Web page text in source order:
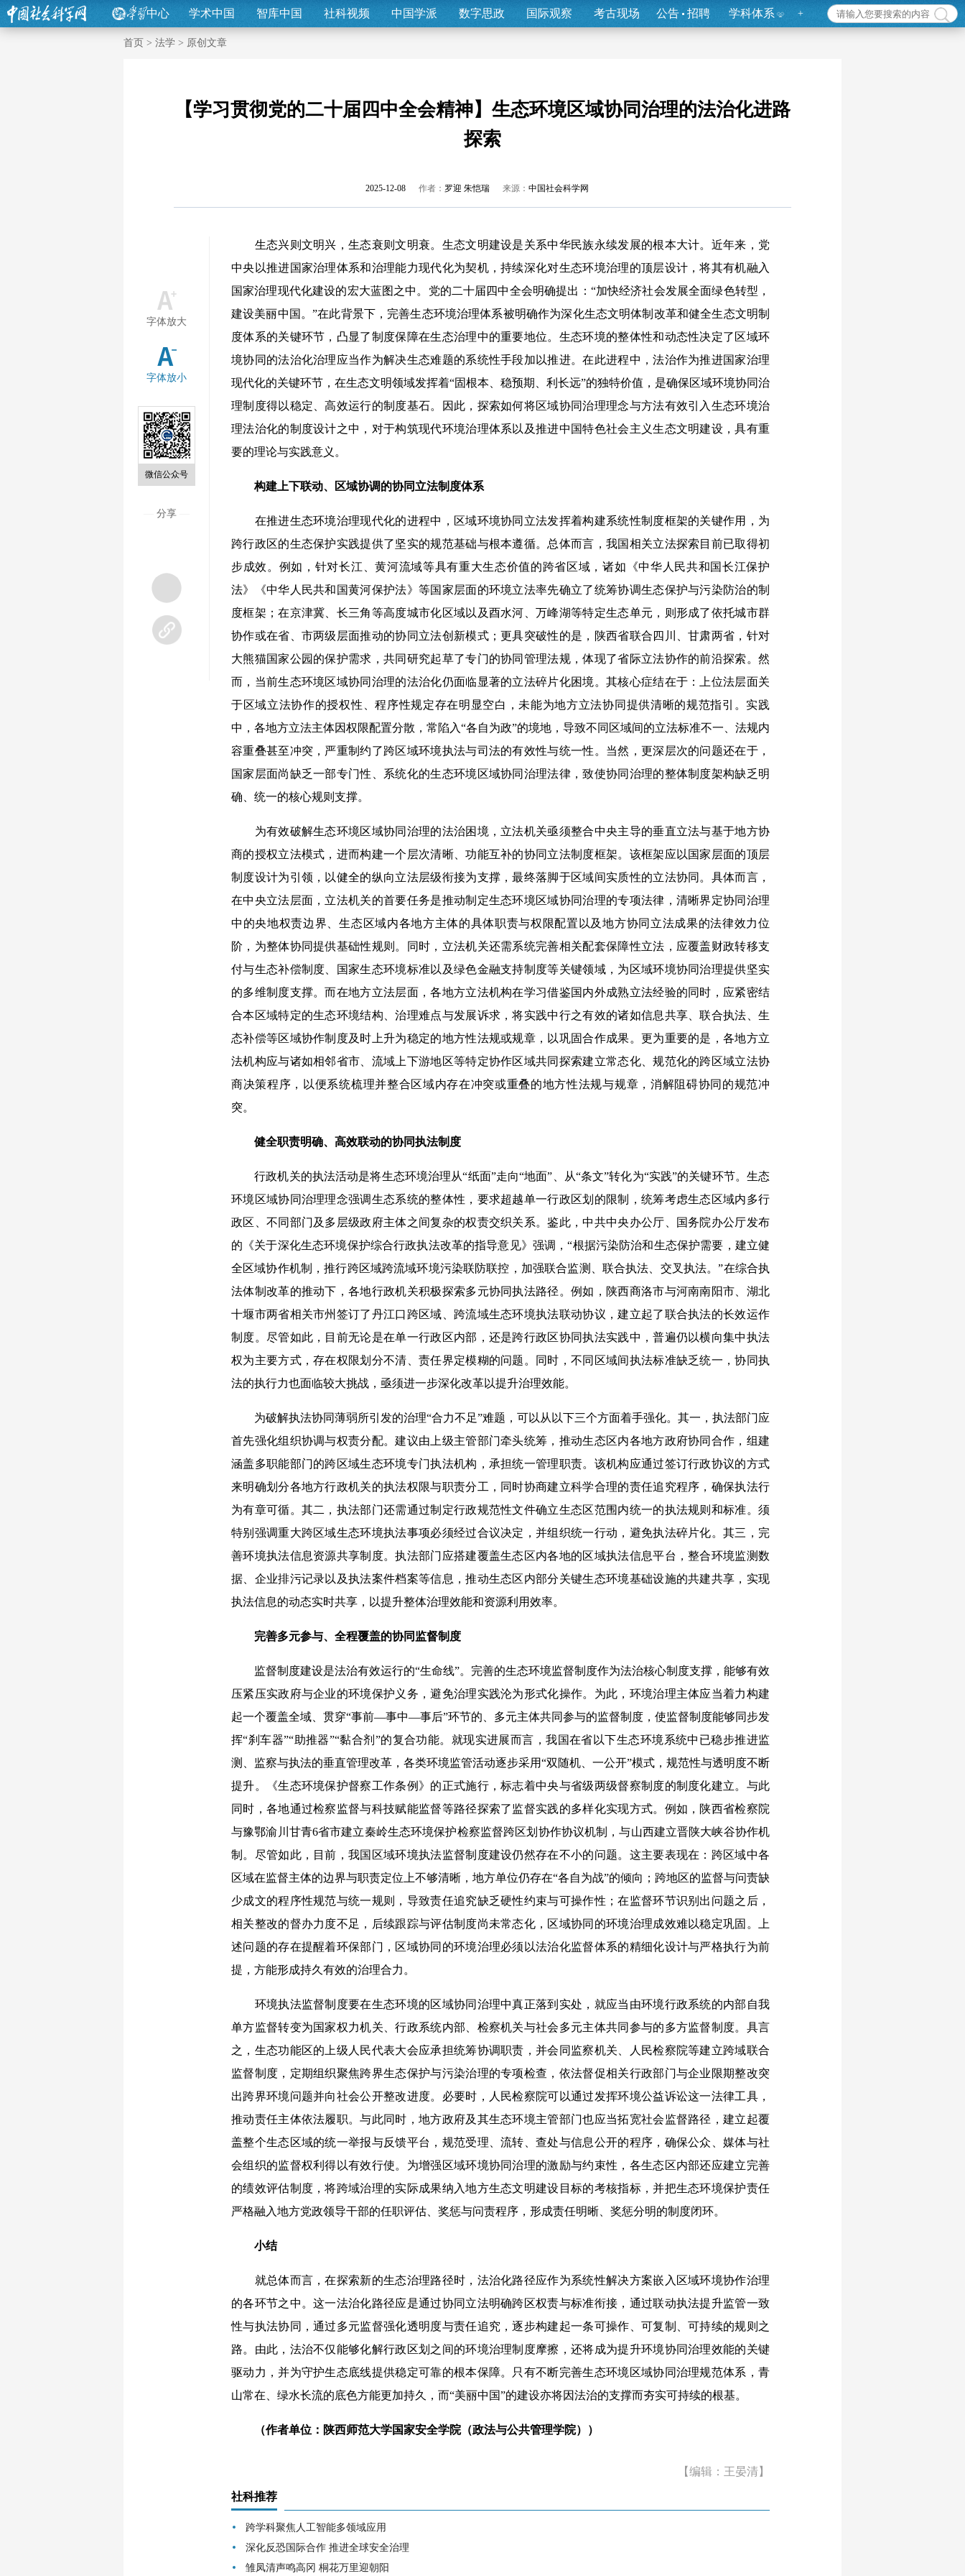
中心 学术中国 智库中国 社科视频 中国学派 数字思政 国际观察 考古现场 公告 招聘 学科体系 +
首页 > 法学 > 原创文章
【学习贯彻党的二十届四中全会精神】生态环境区域协同治理的法治化进路
探索
2025-12-08 作者： 罗迎 朱恺瑞 来源： 中国社会科学网
字体放大
字体放小
微信公众号
分享
生态兴则文明兴，生态衰则文明衰。生态文明建设是关系中华民族永续发展的根本大计。近年来，党
中央以推进国家治理体系和治理能力现代化为契机，持续深化对生态环境治理的顶层设计，将其有机融入
国家治理现代化建设的宏大蓝图之中。党的二十届四中全会明确提出：“加快经济社会发展全面绿色转型，
建设美丽中国。”在此背景下，完善生态环境治理体系被明确作为深化生态文明体制改革和健全生态文明制
度体系的关键环节，凸显了制度保障在生态治理中的重要地位。生态环境的整体性和动态性决定了区域环
境协同的法治化治理应当作为解决生态难题的系统性手段加以推进。在此进程中，法治作为推进国家治理
现代化的关键环节，在生态文明领域发挥着“固根本、稳预期、利长远”的独特价值，是确保区域环境协同治
理制度得以稳定、高效运行的制度基石。因此，探索如何将区域协同治理理念与方法有效引入生态环境治
理法治化的制度设计之中，对于构筑现代环境治理体系以及推进中国特色社会主义生态文明建设，具有重
要的理论与实践意义。
构建上下联动、区域协调的协同立法制度体系
在推进生态环境治理现代化的进程中，区域环境协同立法发挥着构建系统性制度框架的关键作用，为
跨行政区的生态保护实践提供了坚实的规范基础与根本遵循。总体而言，我国相关立法探索目前已取得初
步成效。例如，针对长江、黄河流域等具有重大生态价值的跨省区域，诸如《中华人民共和国长江保护
法》《中华人民共和国黄河保护法》等国家层面的环境立法率先确立了统筹协调生态保护与污染防治的制
度框架；在京津冀、长三角等高度城市化区域以及酉水河、万峰湖等特定生态单元，则形成了依托城市群
协作或在省、市两级层面推动的协同立法创新模式；更具突破性的是，陕西省联合四川、甘肃两省，针对
大熊猫国家公园的保护需求，共同研究起草了专门的协同管理法规，体现了省际立法协作的前沿探索。然
而，当前生态环境区域协同治理的法治化仍面临显著的立法碎片化困境。其核心症结在于：上位法层面关
于区域立法协作的授权性、程序性规定存在明显空白，未能为地方立法协同提供清晰的规范指引。实践
中，各地方立法主体因权限配置分散，常陷入“各自为政”的境地，导致不同区域间的立法标准不一、法规内
容重叠甚至冲突，严重制约了跨区域环境执法与司法的有效性与统一性。当然，更深层次的问题还在于，
国家层面尚缺乏一部专门性、系统化的生态环境区域协同治理法律，致使协同治理的整体制度架构缺乏明
确、统一的核心规则支撑。
为有效破解生态环境区域协同治理的法治困境，立法机关亟须整合中央主导的垂直立法与基于地方协
商的授权立法模式，进而构建一个层次清晰、功能互补的协同立法制度框架。该框架应以国家层面的顶层
制度设计为引领，以健全的纵向立法层级衔接为支撑，最终落脚于区域间实质性的立法协同。具体而言，
在中央立法层面，立法机关的首要任务是推动制定生态环境区域协同治理的专项法律，清晰界定协同治理
中的央地权责边界、生态区域内各地方主体的具体职责与权限配置以及地方协同立法成果的法律效力位
阶，为整体协同提供基础性规则。同时，立法机关还需系统完善相关配套保障性立法，应覆盖财政转移支
付与生态补偿制度、国家生态环境标准以及绿色金融支持制度等关键领域，为区域环境协同治理提供坚实
的多维制度支撑。而在地方立法层面，各地方立法机构在学习借鉴国内外成熟立法经验的同时，应紧密结
合本区域特定的生态环境结构、治理难点与发展诉求，将实践中行之有效的诸如信息共享、联合执法、生
态补偿等区域协作制度及时上升为稳定的地方性法规或规章，以巩固合作成果。更为重要的是，各地方立
法机构应与诸如相邻省市、流域上下游地区等特定协作区域共同探索建立常态化、规范化的跨区域立法协
商决策程序，以便系统梳理并整合区域内存在冲突或重叠的地方性法规与规章，消解阻碍协同的规范冲
突。
健全职责明确、高效联动的协同执法制度
行政机关的执法活动是将生态环境治理从“纸面”走向“地面”、从“条文”转化为“实践”的关键环节。生态
环境区域协同治理理念强调生态系统的整体性，要求超越单一行政区划的限制，统筹考虑生态区域内多行
政区、不同部门及多层级政府主体之间复杂的权责交织关系。鉴此，中共中央办公厅、国务院办公厅发布
的《关于深化生态环境保护综合行政执法改革的指导意见》强调，“根据污染防治和生态保护需要，建立健
全区域协作机制，推行跨区域跨流域环境污染联防联控，加强联合监测、联合执法、交叉执法。”在综合执
法体制改革的推动下，各地行政机关积极探索多元协同执法路径。例如，陕西商洛市与河南南阳市、湖北
十堰市两省相关市州签订了丹江口跨区域、跨流域生态环境执法联动协议，建立起了联合执法的长效运作
制度。尽管如此，目前无论是在单一行政区内部，还是跨行政区协同执法实践中，普遍仍以横向集中执法
权为主要方式，存在权限划分不清、责任界定模糊的问题。同时，不同区域间执法标准缺乏统一，协同执
法的执行力也面临较大挑战，亟须进一步深化改革以提升治理效能。
为破解执法协同薄弱所引发的治理“合力不足”难题，可以从以下三个方面着手强化。其一，执法部门应
首先强化组织协调与权责分配。建议由上级主管部门牵头统筹，推动生态区内各地方政府协同合作，组建
涵盖多职能部门的跨区域生态环境专门执法机构，承担统一管理职责。该机构应通过签订行政协议的方式
来明确划分各地方行政机关的执法权限与职责分工，同时协商建立科学合理的责任追究程序，确保执法行
为有章可循。其二，执法部门还需通过制定行政规范性文件确立生态区范围内统一的执法规则和标准。须
特别强调重大跨区域生态环境执法事项必须经过合议决定，并组织统一行动，避免执法碎片化。其三，完
善环境执法信息资源共享制度。执法部门应搭建覆盖生态区内各地的区域执法信息平台，整合环境监测数
据、企业排污记录以及执法案件档案等信息，推动生态区内部分关键生态环境基础设施的共建共享，实现
执法信息的动态实时共享，以提升整体治理效能和资源利用效率。
完善多元参与、全程覆盖的协同监督制度
监督制度建设是法治有效运行的“生命线”。完善的生态环境监督制度作为法治核心制度支撑，能够有效
压紧压实政府与企业的环境保护义务，避免治理实践沦为形式化操作。为此，环境治理主体应当着力构建
起一个覆盖全域、贯穿“事前—事中—事后”环节的、多元主体共同参与的监督制度，使监督制度能够同步发
挥“刹车器”“助推器”“黏合剂”的复合功能。就现实进展而言，我国在省以下生态环境系统中已稳步推进监
测、监察与执法的垂直管理改革，各类环境监管活动逐步采用“双随机、一公开”模式，规范性与透明度不断
提升。《生态环境保护督察工作条例》的正式施行，标志着中央与省级两级督察制度的制度化建立。与此
同时，各地通过检察监督与科技赋能监督等路径探索了监督实践的多样化实现方式。例如，陕西省检察院
与豫鄂渝川甘青6省市建立秦岭生态环境保护检察监督跨区划协作协议机制，与山西建立晋陕大峡谷协作机
制。尽管如此，目前，我国区域环境执法监督制度建设仍然存在不小的问题。这主要表现在：跨区域中各
区域在监督主体的边界与职责定位上不够清晰，地方单位仍存在“各自为战”的倾向；跨地区的监督与问责缺
少成文的程序性规范与统一规则，导致责任追究缺乏硬性约束与可操作性；在监督环节识别出问题之后，
相关整改的督办力度不足，后续跟踪与评估制度尚未常态化，区域协同的环境治理成效难以稳定巩固。上
述问题的存在提醒着环保部门，区域协同的环境治理必须以法治化监督体系的精细化设计与严格执行为前
提，方能形成持久有效的治理合力。
环境执法监督制度要在生态环境的区域协同治理中真正落到实处，就应当由环境行政系统的内部自我
单方监督转变为国家权力机关、行政系统内部、检察机关与社会多元主体共同参与的多方监督制度。具言
之，生态功能区的上级人民代表大会应承担统筹协调职责，并会同监察机关、人民检察院等建立跨域联合
监督制度，定期组织聚焦跨界生态保护与污染治理的专项检查，依法督促相关行政部门与企业限期整改突
出跨界环境问题并向社会公开整改进度。必要时，人民检察院可以通过发挥环境公益诉讼这一法律工具，
推动责任主体依法履职。与此同时，地方政府及其生态环境主管部门也应当拓宽社会监督路径，建立起覆
盖整个生态区域的统一举报与反馈平台，规范受理、流转、查处与信息公开的程序，确保公众、媒体与社
会组织的监督权利得以有效行使。为增强区域环境协同治理的激励与约束性，各生态区内部还应建立完善
的绩效评估制度，将跨域治理的实际成果纳入地方生态文明建设目标的考核指标，并把生态环境保护责任
严格融入地方党政领导干部的任职评估、奖惩与问责程序，形成责任明晰、奖惩分明的制度闭环。
小结
就总体而言，在探索新的生态治理路径时，法治化路径应作为系统性解决方案嵌入区域环境协作治理
的各环节之中。这一法治化路径应是通过协同立法明确跨区权责与标准衔接，通过联动执法提升监管一致
性与执法协同，通过多元监督强化透明度与责任追究，逐步构建起一条可操作、可复制、可持续的规则之
路。由此，法治不仅能够化解行政区划之间的环境治理制度摩擦，还将成为提升环境协同治理效能的关键
驱动力，并为守护生态底线提供稳定可靠的根本保障。只有不断完善生态环境区域协同治理规范体系，青
山常在、绿水长流的底色方能更加持久，而“美丽中国”的建设亦将因法治的支撑而夯实可持续的根基。
（作者单位：陕西师范大学国家安全学院（政法与公共管理学院））
【编辑：王晏清】
社科推荐
跨学科聚焦人工智能多领域应用
深化反恐国际合作 推进全球安全治理
雏凤清声鸣高冈 桐花万里迎朝阳